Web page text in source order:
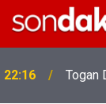
22:16 Togan